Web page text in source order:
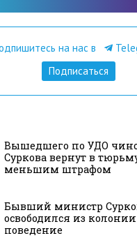
на нас в
Подписаться
Вышедшего по УДО
Суркова вернут в
меньшим штрафом
Бывший министр
освободился из
поведение